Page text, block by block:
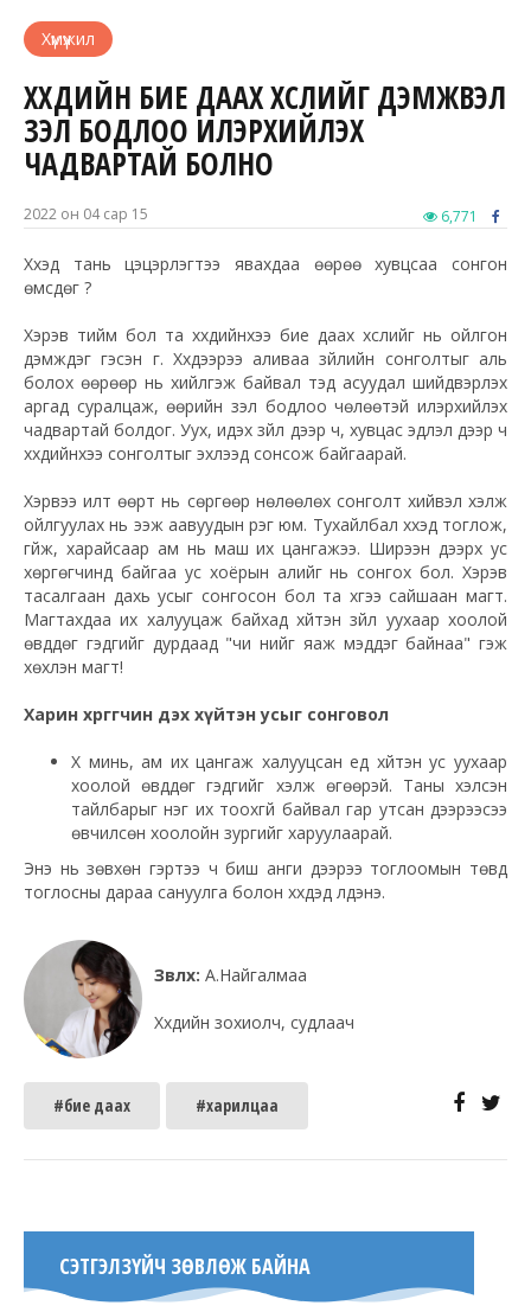
Хүмүүжил
ХҮҮХДИЙН БИЕ ДААХ ХҮСЛИЙГ ДЭМЖВЭЛ
ҮЗЭЛ БОДЛОО ИЛЭРХИЙЛЭХ
ЧАДВАРТАЙ БОЛНО
2022 он 04 сар 15 6,771
Хүүхэд тань цэцэрлэгтээ явахдаа өөрөө хувцсаа сонгон
өмсдөг үү?
Хэрэв тийм бол та хүүхдийнхээ бие даах хүслийг нь ойлгон
дэмждэг гэсэн үг. Хүүхдээрээ аливаа зүйлийн сонголтыг аль
болох өөрөөр нь хийлгэж байвал тэд асуудал шийдвэрлэх
аргад суралцаж, өөрийн үзэл бодлоо чөлөөтэй илэрхийлэх
чадвартай болдог. Уух, идэх зүйл дээр ч, хувцас эдлэл дээр ч
хүүхдийнхээ сонголтыг эхлээд сонсож байгаарай.
Хэрвээ илт өөрт нь сөргөөр нөлөөлөх сонголт хийвэл хэлж
ойлгуулах нь ээж аавуудын үүрэг юм. Тухайлбал хүүхэд тоглож,
гүйж, харайсаар ам нь маш их цангажээ. Ширээн дээрх ус
хөргөгчинд байгаа ус хоёрын алийг нь сонгох бол. Хэрэв
тасалгаан дахь усыг сонгосон бол та хүүгээ сайшаан магт.
Магтахдаа их халууцаж байхад хүйтэн зүйл уухаар хоолой
өвддөг гэдгийг дурдаад "чи үүнийг яаж мэддэг байнаа" гэж
хөхүүлэн магт!
Харин хөргөгчин дэх хүйтэн усыг сонговол
Хүү минь, ам их цангаж халууцсан үед хүйтэн ус уухаар
хоолой өвддөг гэдгийг хэлж өгөөрэй. Таны хэлсэн
тайлбарыг нэг их тоохгүй байвал гар утсан дээрээсээ
өвчилсөн хоолойн зургийг харуулаарай.
Энэ нь зөвхөн гэртээ ч биш анги дээрээ тоглоомын төвд
тоглосны дараа сануулга болон хүүхдэд үлдэнэ.
Зөвлөх: А.Найгалмаа
Хүүхдийн зохиолч, судлаач
#бие даах #харилцаа
СЭТГЭЛЗҮЙЧ ЗӨВЛӨЖ БАЙНА